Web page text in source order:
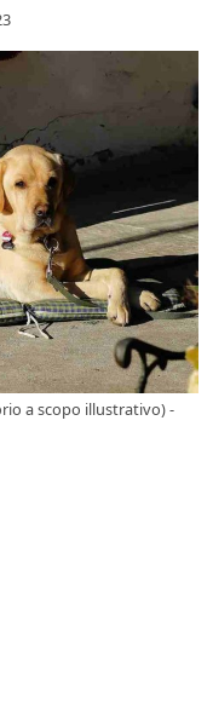
a scopo illustrativo) -